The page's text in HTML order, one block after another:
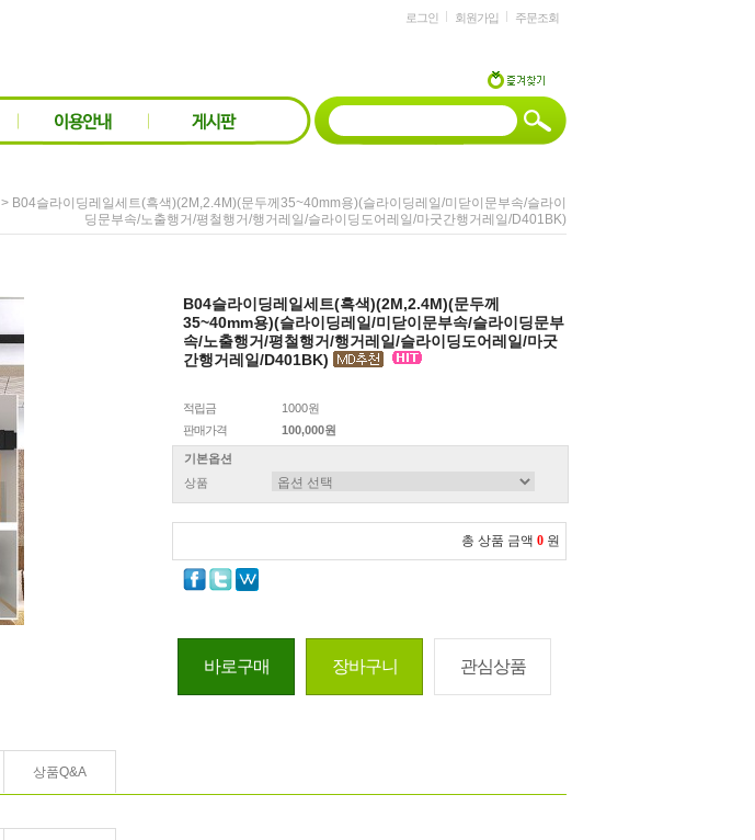
로그인 회원가입 주문조회
> B04슬라이딩레일세트(흑색)(2M,2.4M)(문두께35~40mm용)(슬라이딩레일/미닫이문부속/슬라이
딩문부속/노출행거/평철행거/행거레일/슬라이딩도어레일/마굿간행거레일/D401BK)
B04슬라이딩레일세트(흑색)(2M,2.4M)(문두께
35~40mm용)(슬라이딩레일/미닫이문부속/슬라이딩문부
속/노출행거/평철행거/행거레일/슬라이딩도어레일/마굿
간행거레일/D401BK)
적립금
1000원
판매가격
100,000원
기본옵션
상품
총 상품 금액 0 원
바로구매 장바구니 관심상품
상품Q&A